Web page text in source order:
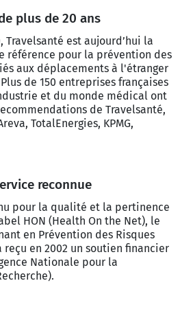
plus de 20 ans
Travelsanté est aujourd’hui la
référence pour la prévention des
aux déplacements à l'étranger
de 150 entreprises françaises
et du monde médical ont
de Travelsanté,
TotalEnergies, KPMG,
reconnue
pour la qualité et la pertinence
HON (Health On the Net), le
en Prévention des Risques
reçu en 2002 un soutien financier
Nationale pour la